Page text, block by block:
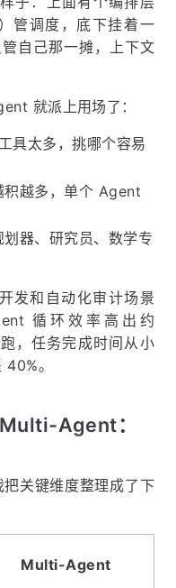
管调度，底下挂着一
自己那一摊，上下文
就派上用场了：
具太多，挑哪个容易
积越多，单个 Agent
划器、研究员、数学专
发和自动化审计场景
循环效率高出约
，任务完成时间从小
。
Agent：
关键维度整理成了下
Multi-Agent